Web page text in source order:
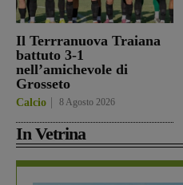
Il Terrranuova Traiana
battuto 3-1
nell’amichevole di
Grosseto
Calcio 8 Agosto 2026
In Vetrina